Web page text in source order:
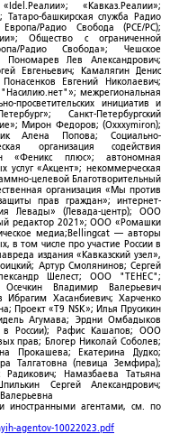
«Кавказ.Реалии»;
башкирская служба Радио
Радио Свобода (PCE/PC);
Общество с ограниченной
Радио Свобода»; Чешское
Пономарев Лев Александрович;
Евгеньевич; Камалягин Денис
Евгений Николаевич;
межрегиональная
просветительских инициатив и
Санкт-Петербургский
Мирон Федоров; (Oxxxymiron);
Алена Попова; Социально-
организация содействия
«Феникс плюс»; автономная
услуг «Акцент»; некоммерческая
целевой Благотворительный
организация «Мы против
прав граждан»; интернет-
Левады» (Левада-центр); ООО
редактор 2021»; ООО «Ромашки
медиа;Bellingcat — авторы
в том числе про участие России в
издания «Кавказский узел»,
Артур Смолянинов; Сергей
Шелест; ООО "ТЕНЕС";
Владимир Валерьевич
Ибрагим Хасанбиевич; Харченко
Проект «T9 NSK»; Илья Прусикин
Агумава; Эрдни Омбадыков
в России); Рафис Кашапов; ООО
прав; Блогер Николай Соболев;
Прокашева; Екатерина Дудко;
Талгатовна (певица Земфира);
Намазбаева Татьяна
Сергей Александрович;
иностранными агентами, см. по
agentov-10022023.pdf